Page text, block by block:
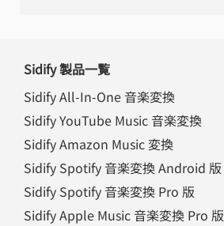
Sidify 製品一覧
Sidify All-In-One 音楽変換
Sidify YouTube Music 音楽変換
Sidify Amazon Music 変換
Sidify Spotify 音楽変換 Android 版
Sidify Spotify 音楽変換 Pro 版
Sidify Apple Music 音楽変換 Pro 版